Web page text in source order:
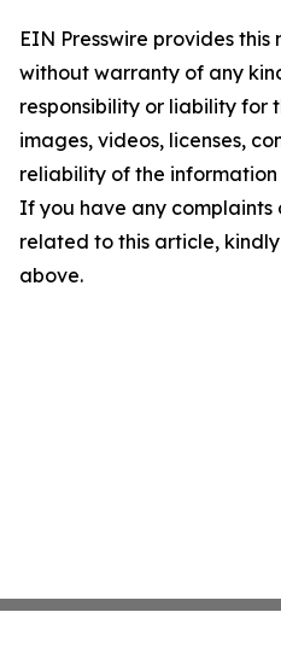
EIN Presswire provides this
without warranty of any
responsibility or liability for
images, videos, licenses,
reliability of the
If you have any complaints
related to this article,
above.